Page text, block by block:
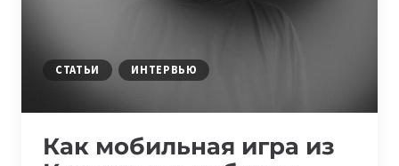
СТАТЬИ ИНТЕРВЬЮ
Как мобильная игра из